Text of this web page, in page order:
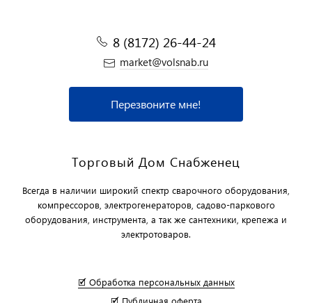
8 (8172) 26-44-24
market@volsnab.ru
Перезвоните мне!
Торговый Дом Снабженец
Всегда в наличии широкий спектр сварочного оборудования,
компрессоров, электрогенераторов, садово-паркового
оборудования, инструмента, а так же сантехники, крепежа и
электротоваров.
🗹 Обработка персональных данных
🗹 Публичная оферта